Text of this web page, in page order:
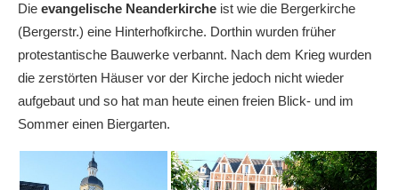
Die evangelische Neanderkirche ist wie die Bergerkirche
(Bergerstr.) eine Hinterhofkirche. Dorthin wurden früher
protestantische Bauwerke verbannt. Nach dem Krieg wurden
die zerstörten Häuser vor der Kirche jedoch nicht wieder
aufgebaut und so hat man heute einen freien Blick- und im
Sommer einen Biergarten.